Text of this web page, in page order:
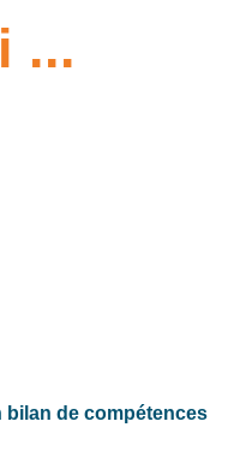
...
bilan de compétences